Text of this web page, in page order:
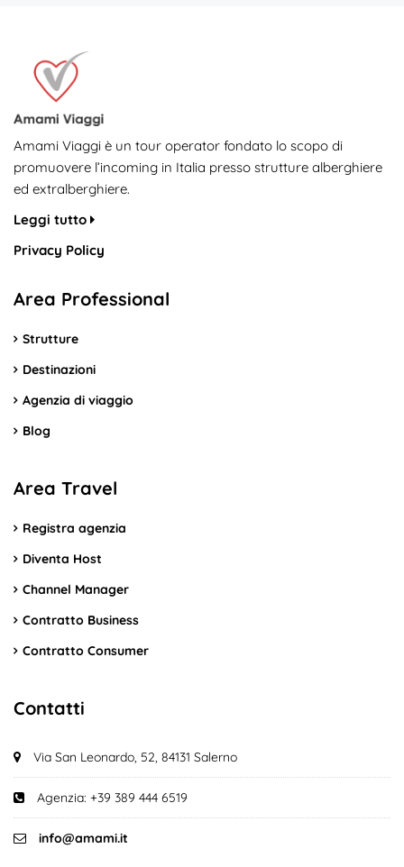
Amami Viaggi è un tour operator fondato lo scopo di
promuovere l’incoming in Italia presso strutture alberghiere
ed extralberghiere.
Leggi tutto
Privacy Policy
Area Professional
Strutture
Destinazioni
Agenzia di viaggio
Blog
Area Travel
Registra agenzia
Diventa Host
Channel Manager
Contratto Business
Contratto Consumer
Contatti
Via San Leonardo, 52, 84131 Salerno
Agenzia: +39 389 444 6519
info@amami.it